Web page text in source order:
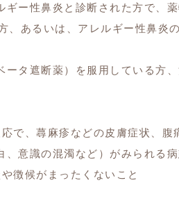
ー性鼻炎と診断された方で、
、あるいは、アレルギー性鼻炎
タ遮断薬）を服用している方
、蕁麻疹などの皮膚症状、腹
意識の混濁など）がみられる
徴候がまったくないこと